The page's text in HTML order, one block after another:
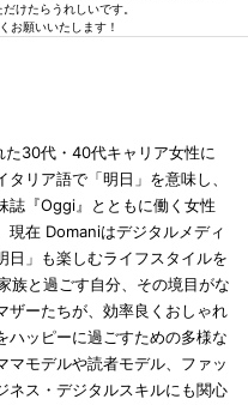
けたらうれしいです。
お願いいたします！
30代・40代キャリア女性に
リア語で「明日」を意味し、
誌『Oggi』とともに働く女性
現在 Domaniはデジタルメディ
日」も楽しむライフスタイルを
族と過ごす自分、その境目がな
ザーたちが、効率良くおしゃれ
ハッピーに過ごすための多様な
マモデルや読者モデル、ファッ
ネス・デジタルスキルにも関心